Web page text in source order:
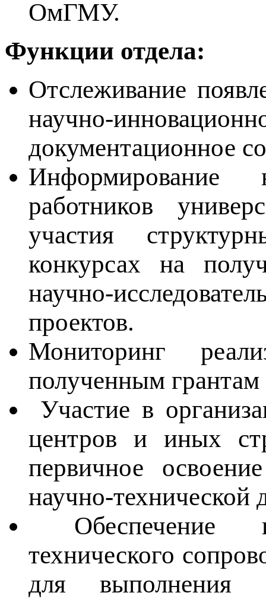
ОмГМУ.
Функции отдела:
Отслеживание
научно-
документационное
Информирование
работников
участия
конкурсах на
научно-
проектов.
Мониторинг
полученным
Участие в
центров и иных
первичное
научно-технической
Обеспечение
технического
для выполнения